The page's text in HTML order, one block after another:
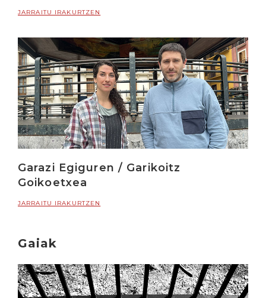
JARRAITU IRAKURTZEN
Garazi Egiguren / Garikoitz
Goikoetxea
JARRAITU IRAKURTZEN
Gaiak